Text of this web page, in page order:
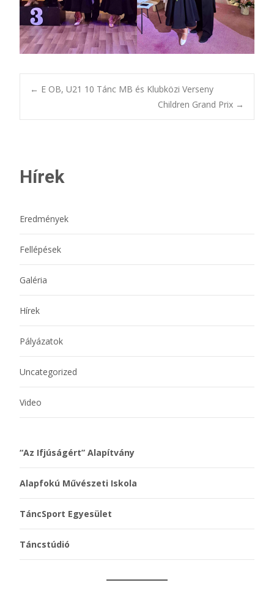
← E OB, U21 10 Tánc MB és Klubközi Verseny
Children Grand Prix →
Hírek
Eredmények
Fellépések
Galéria
Hírek
Pályázatok
Uncategorized
Video
“Az Ifjúságért” Alapítvány
Alapfokú Művészeti Iskola
TáncSport Egyesület
Táncstúdió